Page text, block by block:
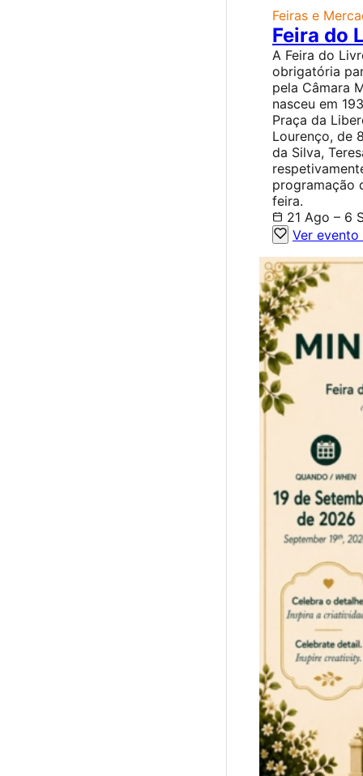
Feiras e
Feira do
A Feira do
obrigatória
pela Câmara
nasceu em
Praça da
Lourenço, de
da Silva,
programação
feira.
21 Ago – 6
Ver